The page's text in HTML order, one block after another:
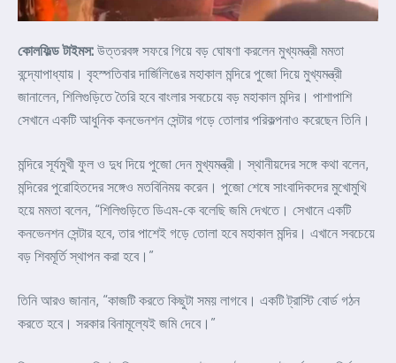
কোলফিল্ড টাইমস: উত্তরবঙ্গ সফরে গিয়ে বড় ঘোষণা করলেন মুখ্যমন্ত্রী মমতা
বন্দ্যোপাধ্যায়। বৃহস্পতিবার দার্জিলিঙের মহাকাল মন্দিরে পুজো দিয়ে মুখ্যমন্ত্রী
জানালেন, শিলিগুড়িতে তৈরি হবে বাংলার সবচেয়ে বড় মহাকাল মন্দির। পাশাপাশি
সেখানে একটি আধুনিক কনভেনশন সেন্টার গড়ে তোলার পরিকল্পনাও করেছেন তিনি।
মন্দিরে সূর্যমুখী ফুল ও দুধ দিয়ে পুজো দেন মুখ্যমন্ত্রী। স্থানীয়দের সঙ্গে কথা বলেন,
মন্দিরের পুরোহিতদের সঙ্গেও মতবিনিময় করেন। পুজো শেষে সাংবাদিকদের মুখোমুখি
হয়ে মমতা বলেন, “শিলিগুড়িতে ডিএম-কে বলেছি জমি দেখতে। সেখানে একটি
কনভেনশন সেন্টার হবে, তার পাশেই গড়ে তোলা হবে মহাকাল মন্দির। এখানে সবচেয়ে
বড় শিবমূর্তি স্থাপন করা হবে।”
তিনি আরও জানান, “কাজটি করতে কিছুটা সময় লাগবে। একটি ট্রাস্টি বোর্ড গঠন
করতে হবে। সরকার বিনামূল্যেই জমি দেবে।”